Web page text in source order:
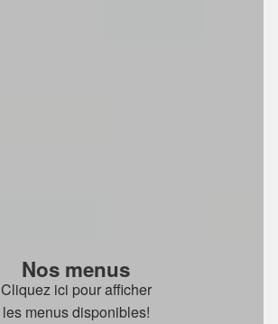
Nos menus
Cliquez ici pour afficher
les menus disponibles!